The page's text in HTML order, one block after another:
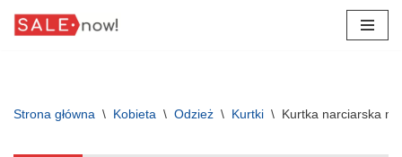
Strona główna \ Kobieta \ Odzież \ Kurtki \ Kurtka narciarska